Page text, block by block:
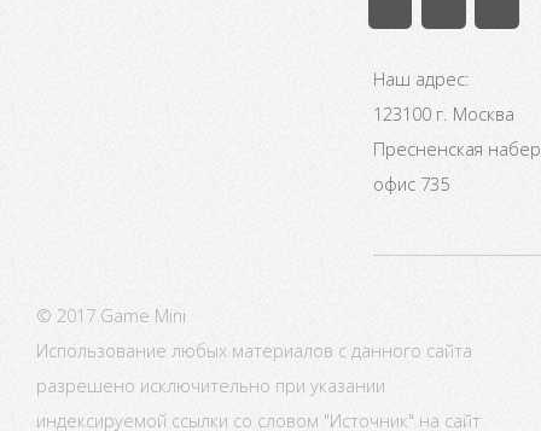
Наш адрес:
123100 г. Москва
Пресненская
офис 735
© 2017 Game Mini
Использование любых материалов с данного сайта
разрешено исключительно при указании
индексируемой ссылки со словом "Источник" на сайт